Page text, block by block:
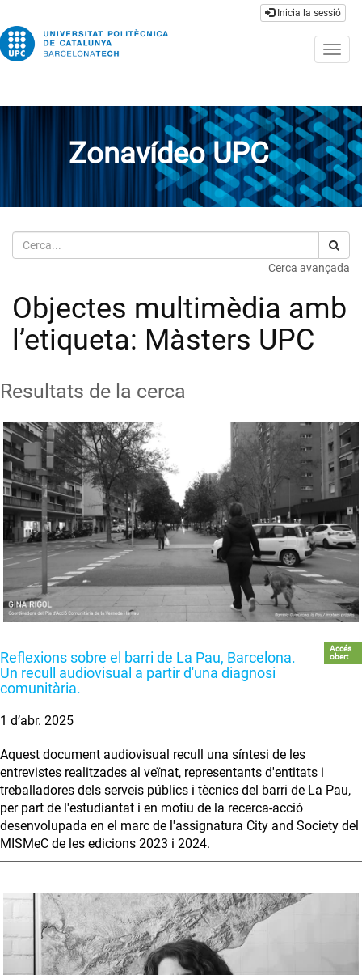
Inicia la sessió
Zonavídeo UPC
Cerca
Cerca avançada
Objectes multimèdia amb
l’etiqueta: Màsters UPC
Resultats de la cerca
Reflexions sobre el barri de La Pau, Barcelona.
Un recull audiovisual a partir d'una diagnosi
comunitària.
Accés
obert
1 d’abr. 2025
Aquest document audiovisual recull una síntesi de les
entrevistes realitzades al veïnat, representants d'entitats i
treballadores dels serveis públics i tècnics del barri de La Pau,
per part de l'estudiantat i en motiu de la recerca-acció
desenvolupada en el marc de l'assignatura City and Society del
MISMeC de les edicions 2023 i 2024.